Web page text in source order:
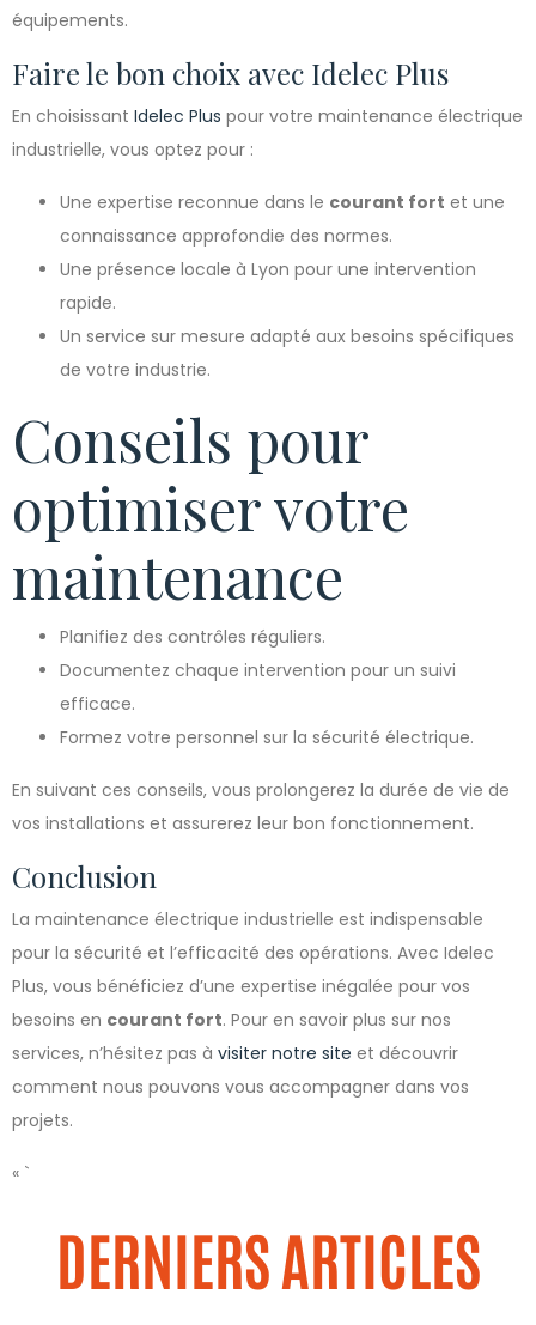
équipements.
Faire le bon choix avec Idelec Plus
En choisissant Idelec Plus pour votre maintenance électrique
industrielle, vous optez pour :
Une expertise reconnue dans le courant fort et une
connaissance approfondie des normes.
Une présence locale à Lyon pour une intervention
rapide.
Un service sur mesure adapté aux besoins spécifiques
de votre industrie.
Conseils pour
optimiser votre
maintenance
Planifiez des contrôles réguliers.
Documentez chaque intervention pour un suivi
efficace.
Formez votre personnel sur la sécurité électrique.
En suivant ces conseils, vous prolongerez la durée de vie de
vos installations et assurerez leur bon fonctionnement.
Conclusion
La maintenance électrique industrielle est indispensable
pour la sécurité et l’efficacité des opérations. Avec Idelec
Plus, vous bénéficiez d’une expertise inégalée pour vos
besoins en courant fort. Pour en savoir plus sur nos
services, n’hésitez pas à visiter notre site et découvrir
comment nous pouvons vous accompagner dans vos
projets.
« `
DERNIERS ARTICLES